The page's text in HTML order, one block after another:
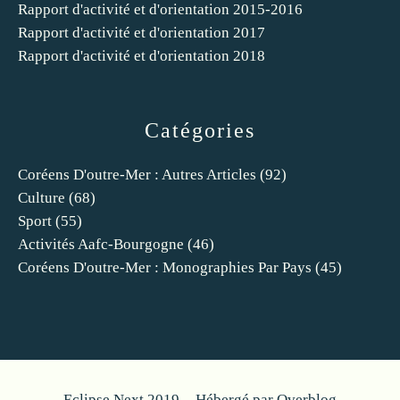
Catégories
Coréens D'outre-Mer : Autres Articles (92)
Culture (68)
Sport (55)
Activités Aafc-Bourgogne (46)
Coréens D'outre-Mer : Monographies Par Pays (45)
Rapport d'activité et d'orientation 2015-2016
Rapport d'activité et d'orientation 2017
Rapport d'activité et d'orientation 2018